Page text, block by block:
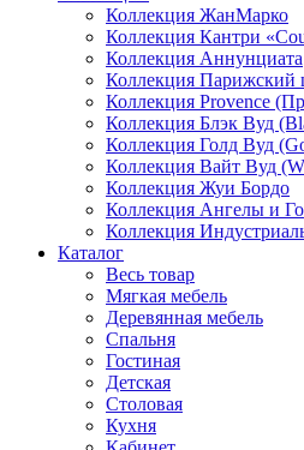
Коллекция ЖанМарко
Коллекция Кантри
Коллекция Аннунциата
Коллекция Парижский
Коллекция Provence
Коллекция Блэк Вуд
Коллекция Голд Вуд
Коллекция Вайт Вуд
Коллекция Жуи Бордо
Коллекция Ангелы и
Коллекция
Каталог
Весь товар
Мягкая мебель
Деревянная мебель
Спальня
Гостиная
Детская
Столовая
Кухня